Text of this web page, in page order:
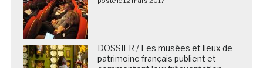
DOSSIER / Les musées et lieux de
patrimoine français publient et